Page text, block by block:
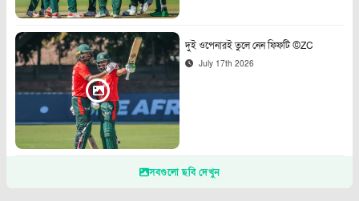
দুই ওপেনারই তুলে নেন ফিফটি ©ZC
July 17th 2026
সবগুলো ছবি দেখুন